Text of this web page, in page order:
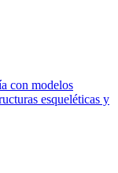
con modelos
esqueléticas y